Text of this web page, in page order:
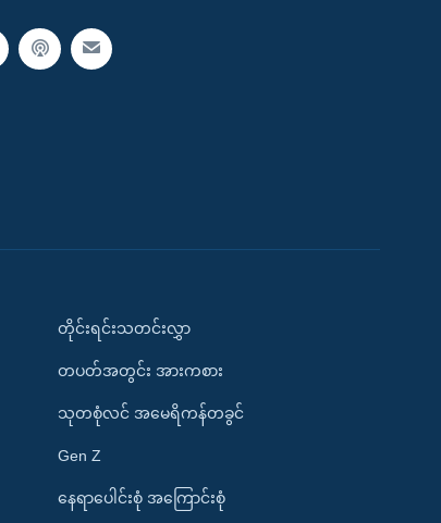
တိုင်းရင်းသတင်းလွှာ
တပတ်အတွင်း အားကစား
သုတစုံလင် အမေရိကန်တခွင်
Gen Z
နေရာပေါင်းစုံ အကြောင်းစုံ